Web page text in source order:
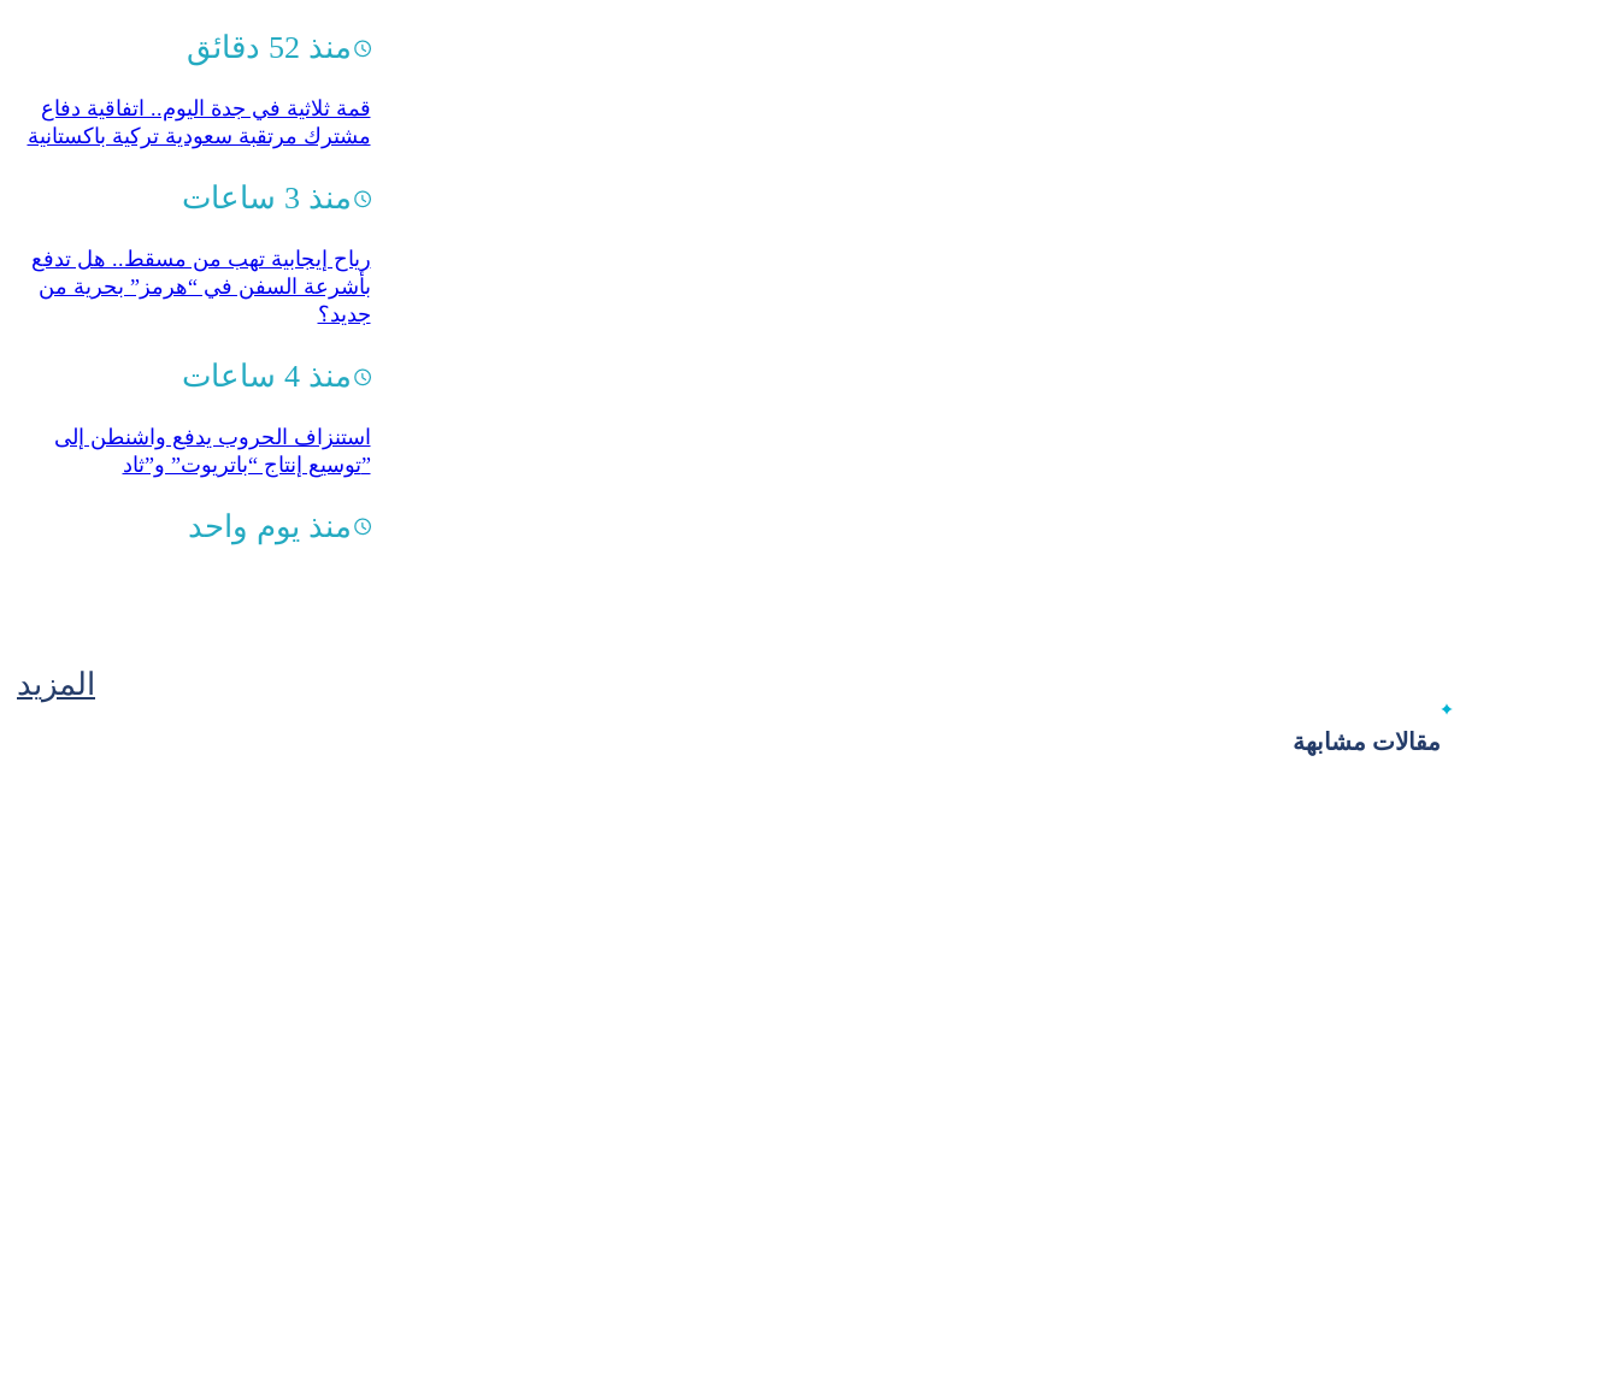
منذ 52 دقائق
قمة ثلاثية في جدة اليوم.. اتفاقية دفاع
مشترك مرتقبة سعودية تركية باكستانية
منذ 3 ساعات
رياح إيجابية تهب من مسقط.. هل تدفع
بأشرعة السفن في “هرمز” بحرية من
جديد؟
منذ 4 ساعات
استنزاف الحروب يدفع واشنطن إلى
توسيع إنتاج “باتريوت” و”ثاد”
منذ يوم واحد
المزيد
مقالات مشابهة